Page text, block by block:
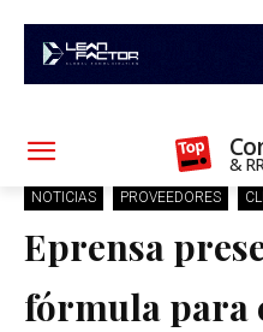
&
NOTICIAS PROVEEDORES
Eprensa
fórmula para